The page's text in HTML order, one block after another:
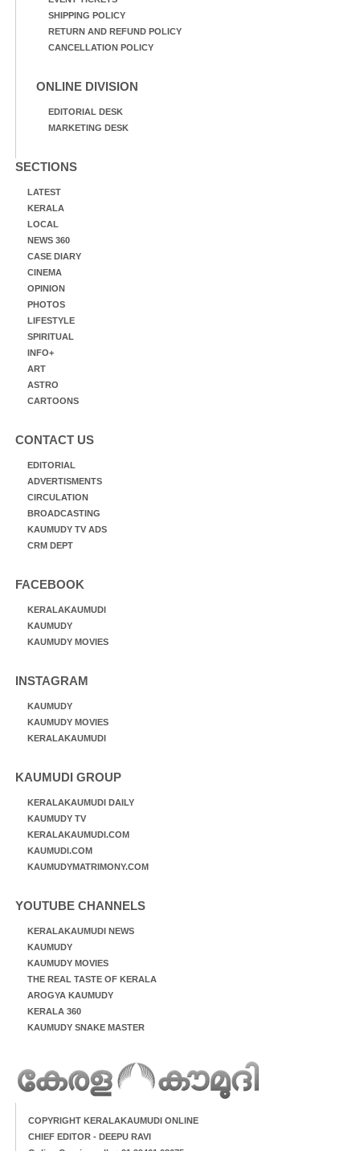
SHIPPING POLICY
RETURN AND REFUND POLICY
CANCELLATION POLICY
ONLINE DIVISION
EDITORIAL DESK
MARKETING DESK
SECTIONS
LATEST
KERALA
LOCAL
NEWS 360
CASE DIARY
CINEMA
OPINION
PHOTOS
LIFESTYLE
SPIRITUAL
INFO+
ART
ASTRO
CARTOONS
CONTACT US
EDITORIAL
ADVERTISMENTS
CIRCULATION
BROADCASTING
KAUMUDY TV ADS
CRM DEPT
FACEBOOK
KERALAKAUMUDI
KAUMUDY
KAUMUDY MOVIES
INSTAGRAM
KAUMUDY
KAUMUDY MOVIES
KERALAKAUMUDI
KAUMUDI GROUP
KERALAKAUMUDI DAILY
KAUMUDY TV
KERALAKAUMUDI.COM
KAUMUDI.COM
KAUMUDYMATRIMONY.COM
YOUTUBE CHANNELS
KERALAKAUMUDI NEWS
KAUMUDY
KAUMUDY MOVIES
THE REAL TASTE OF KERALA
AROGYA KAUMUDY
KERALA 360
KAUMUDY SNAKE MASTER
COPYRIGHT KERALAKAUMUDI ONLINE
CHIEF EDITOR - DEEPU RAVI